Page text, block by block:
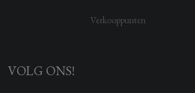
Verkooppunten
VOLG ONS!